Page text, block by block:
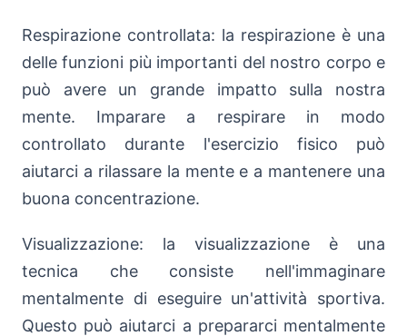
Respirazione controllata: la respirazione è una
delle funzioni più importanti del nostro corpo e
può avere un grande impatto sulla nostra
mente. Imparare a respirare in modo
controllato durante l'esercizio fisico può
aiutarci a rilassare la mente e a mantenere una
buona concentrazione.
Visualizzazione: la visualizzazione è una
tecnica che consiste nell'immaginare
mentalmente di eseguire un'attività sportiva.
Questo può aiutarci a prepararci mentalmente